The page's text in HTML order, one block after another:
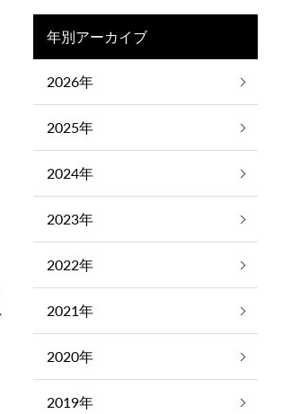
年別アーカイブ
2026年
2025年
2024年
2023年
2022年
2021年
2020年
2019年